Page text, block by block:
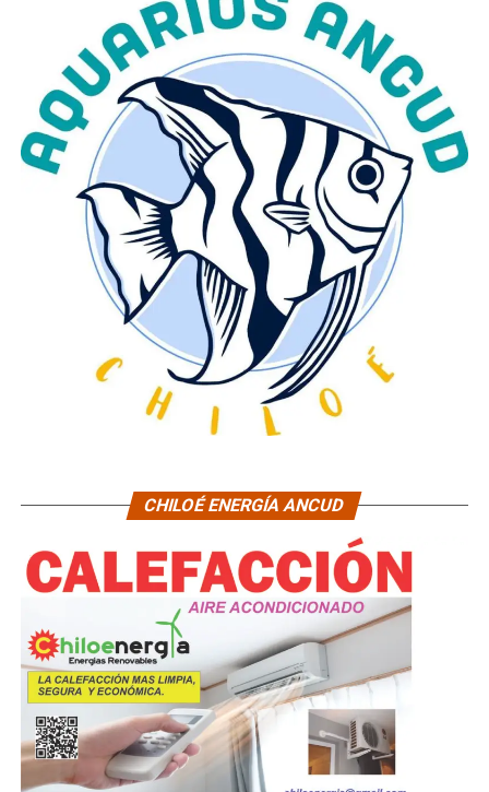
CHILOÉ ENERGÍA ANCUD